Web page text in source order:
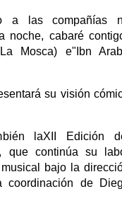
a las compañías
noche, cabaré
Mosca) e"Ibn
su visión
laXII Edición
que continúa su
bajo la
coordinación de